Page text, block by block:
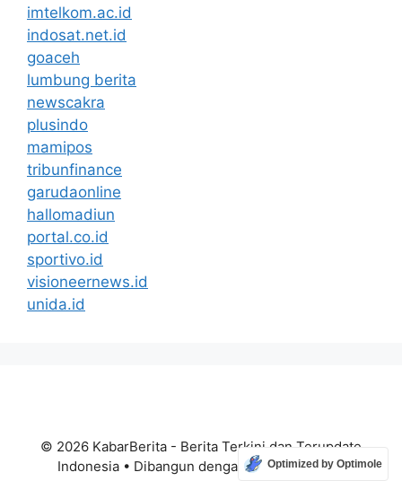
imtelkom.ac.id
indosat.net.id
goaceh
lumbung berita
newscakra
plusindo
mamipos
tribunfinance
garudaonline
hallomadiun
portal.co.id
sportivo.id
visioneernews.id
unida.id
© 2026 KabarBerita - Berita Terkini dan Terupdate
Indonesia• Dibangun denganGeneratePress
Optimized by Optimole